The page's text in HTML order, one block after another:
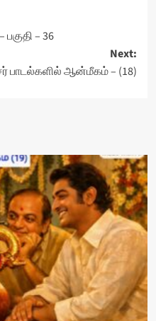
– 36
Next:
பாடல்களில் ஆன்மீகம் – (18)